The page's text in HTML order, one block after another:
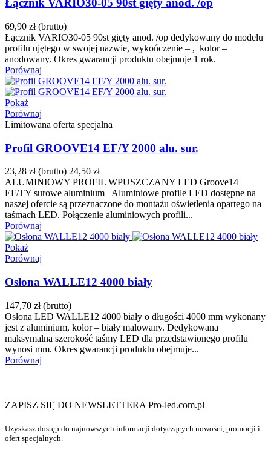
Łącznik VARIO30-05 90st gięty anod. /op
69,90 zł (brutto)
Łącznik VARIO30-05 90st gięty anod. /op dedykowany do modelu
profilu ujętego w swojej nazwie, wykończenie – , kolor –
anodowany. Okres gwarancji produktu obejmuje 1 rok.
Porównaj
Pokaż
Porównaj
Limitowana oferta specjalna
Profil GROOVE14 EF/Y 2000 alu. sur.
23,28 zł (brutto) 24,50 zł
ALUMINIOWY PROFIL WPUSZCZANY LED Groove14
EF/TY surowe aluminium Aluminiowe profile LED dostępne na
naszej ofercie są przeznaczone do montażu oświetlenia opartego na
taśmach LED. Połączenie aluminiowych profili...
Porównaj
Pokaż
Porównaj
Osłona WALLE12 4000 biały
147,70 zł (brutto)
Osłona LED WALLE12 4000 biały o długości 4000 mm wykonany
jest z aluminium, kolor – biały malowany. Dedykowana
maksymalna szerokość taśmy LED dla przedstawionego profilu
wynosi mm. Okres gwarancji produktu obejmuje...
Porównaj
ZAPISZ SIĘ DO NEWSLETTERA Pro-led.com.pl
Uzyskasz dostęp do najnowszych informacji dotyczących nowości, promocji i
ofert specjalnych.